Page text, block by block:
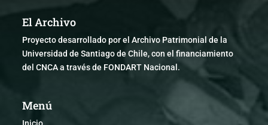
El Archivo
Proyecto desarrollado por el Archivo Patrimonial de la
Universidad de Santiago de Chile, con el financiamiento
del CNCA a través de FONDART Nacional.
Menú